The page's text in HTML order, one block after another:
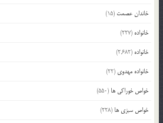
خاندان عصمت (15)
خانواده (227)
خانواده (2,682)
خانواده مهدوی (22)
خواص خوراکی ها (550)
خواص سبزی ها (228)